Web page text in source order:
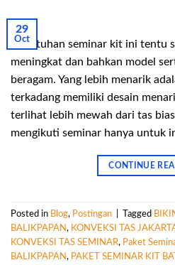
29
Oct
Kebutuhan seminar kit ini tentu
meningkat dan bahkan model
beragam. Yang lebih menarik
terkadang memiliki desain
terlihat lebih mewah dari tas
mengikuti seminar hanya untuk
CONTINUE
Posted in Blog, Postingan Tagged
BALIKPAPAN, KONVEKSI TAS
KONVEKSI TAS SEMINAR, Paket
BALIKPAPAN, PAKET SEMINAR KIT